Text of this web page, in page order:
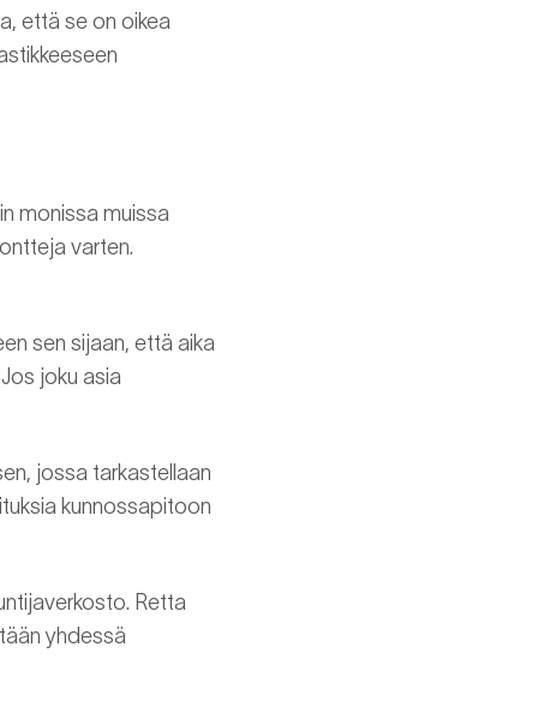
että se on oikea
monissa muissa
varten.
sen sijaan, että aika
joku asia
jossa tarkastellaan
kunnossapitoon
Retta
yhdessä